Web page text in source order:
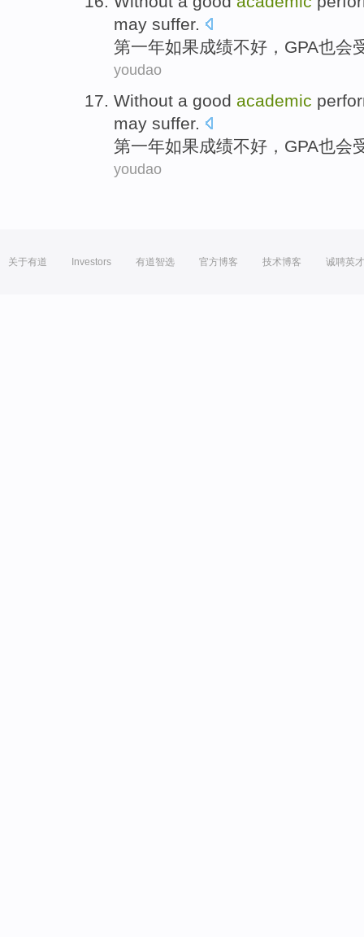
may suffer.
第一年如果成绩不好 ， GPA也会
youdao
Without a good academic
may suffer.
第一年如果成绩不好 ， GPA也会
youdao
关于有道 Investors 有道智选 官方博客 技术博客 诚聘英才